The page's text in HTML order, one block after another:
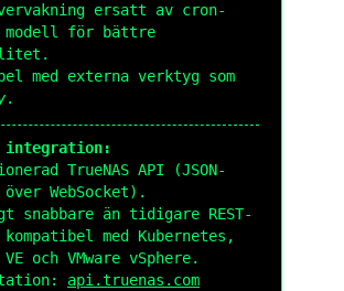
övervakning ersatt av cron-
modell för bättre
med externa verktyg som
.
integration:
TrueNAS API (JSON-
över WebSocket).
snabbare än tidigare REST-
med Kubernetes,
VE och VMware vSphere.
api.truenas.com